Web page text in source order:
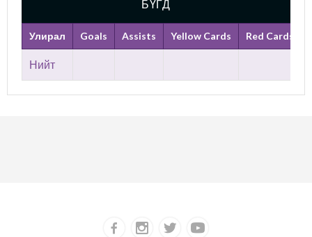
БҮГД
Улирал Goals Assists Yellow Cards Red Cards
Нийт